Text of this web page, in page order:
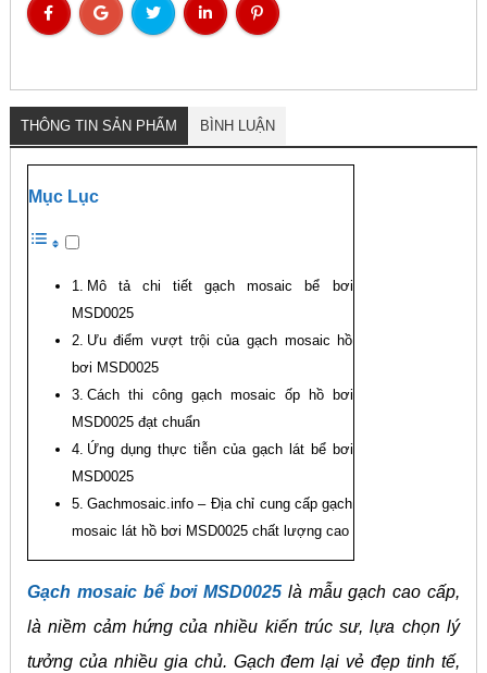
THÔNG TIN SẢN PHẨM BÌNH LUẬN
Mục Lục
Mô tả chi tiết gạch mosaic bể bơi
MSD0025
Ưu điểm vượt trội của gạch mosaic hồ
bơi MSD0025
Cách thi công gạch mosaic ốp hồ bơi
MSD0025 đạt chuẩn
Ứng dụng thực tiễn của gạch lát bể bơi
MSD0025
Gachmosaic.info – Địa chỉ cung cấp gạch
mosaic lát hồ bơi MSD0025 chất lượng cao
Gạch mosaic bể bơi MSD0025 là mẫu gạch cao cấp,
là niềm cảm hứng của nhiều kiến trúc sư, lựa chọn lý
tưởng của nhiều gia chủ. Gạch đem lại vẻ đẹp tinh tế,